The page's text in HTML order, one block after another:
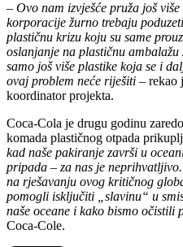
– Ovo nam izvješće pruža još
korporacije žurno trebaju
plastičnu krizu koju su same
oslanjanje na plastičnu
samo još više plastike koja se i
ovaj problem neće riješiti – rekao
koordinator projekta.
Coca-Cola je drugu godinu
komada plastičnog otpada
kad naše pakiranje završi u
pripada – za nas je
na rješavanju ovog kritičnog
pomogli isključiti „slavinu“ u
naše oceane i kako bismo očistili
Coca-Cole.